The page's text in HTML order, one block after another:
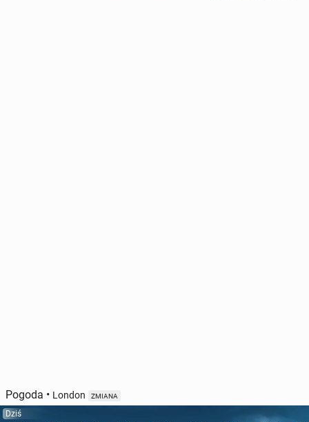
Pogoda • London ZMIANA
Dziś